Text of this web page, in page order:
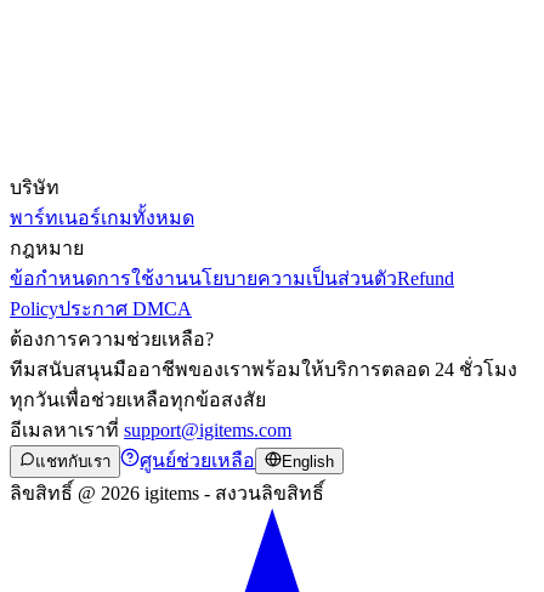
บริษัท
พาร์ทเนอร์เกมทั้งหมด
กฎหมาย
ข้อกำหนดการใช้งานนโยบายความเป็นส่วนตัวRefund
Policyประกาศ DMCA
ต้องการความช่วยเหลือ?
ทีมสนับสนุนมืออาชีพของเราพร้อมให้บริการตลอด 24 ชั่วโมง
ทุกวันเพื่อช่วยเหลือทุกข้อสงสัย
อีเมลหาเราที่ support@igitems.com
แชทกับเรา ศูนย์ช่วยเหลือ English
ลิขสิทธิ์ @ 2026 igitems - สงวนลิขสิทธิ์